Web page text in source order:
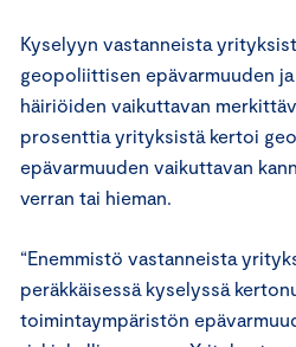
Kyselyyn vastanneista
geopoliittisen epävarmuuden
häiriöiden vaikuttavan
prosenttia yrityksistä kertoi
epävarmuuden vaikuttavan
verran tai hieman.
“Enemmistö vastanneista
peräkkäisessä kyselyssä
toimintaympäristön